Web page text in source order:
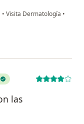
• Visita Dermatología •
las